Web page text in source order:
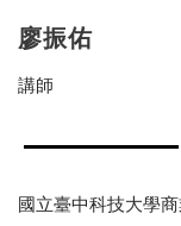
廖振佑
講師
國立臺中科技大學